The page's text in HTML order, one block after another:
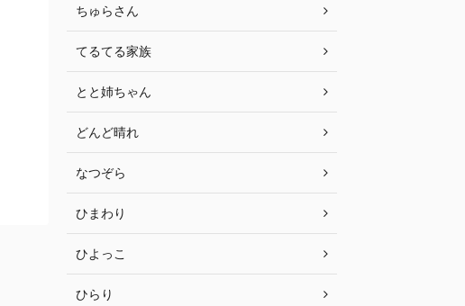
ちゅらさん
てるてる家族
とと姉ちゃん
どんど晴れ
なつぞら
ひまわり
ひよっこ
ひらり